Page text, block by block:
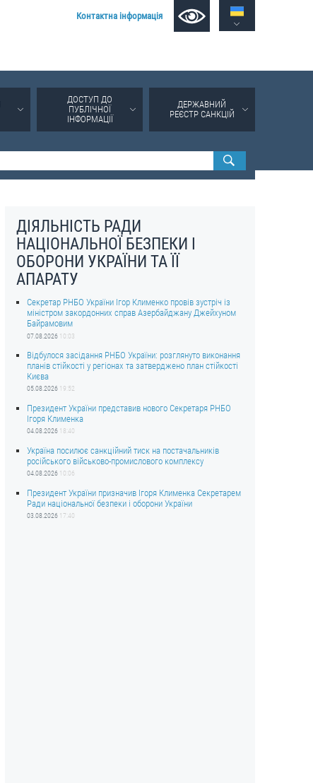
Контактна інформація
ДОСТУП ДО
ПУБЛІЧНОЇ
ІНФОРМАЦІЇ
ДЕРЖАВНИЙ
РЕЄСТР САНКЦІЙ
ДІЯЛЬНІСТЬ РАДИ
НАЦІОНАЛЬНОЇ БЕЗПЕКИ І
ОБОРОНИ УКРАЇНИ ТА ЇЇ
АПАРАТУ
Секретар РНБО України Ігор Клименко провів зустріч із
міністром закордонних справ Азербайджану Джейхуном
Байрамовим
07.08.2026 10:03
Відбулося засідання РНБО України: розглянуто виконання
планів стійкості у регіонах та затверджено план стійкості
Києва
05.08.2026 19:52
Президент України представив нового Секретаря РНБО
Ігоря Клименка
04.08.2026 18:40
Україна посилює санкційний тиск на постачальників
російського військово-промислового комплексу
04.08.2026 10:06
Президент України призначив Ігоря Клименка Секретарем
Ради національної безпеки і оборони України
03.08.2026 17:40